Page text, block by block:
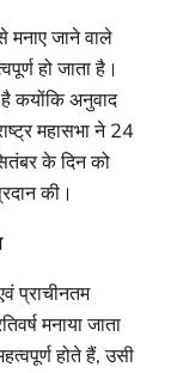
मनाए जाने वाले
हो जाता है।
कयोंकि अनुवाद
महासभा ने 24
के दिन को
की।
प्राचीनतम
मनाया जाता
होते हैं, उसी